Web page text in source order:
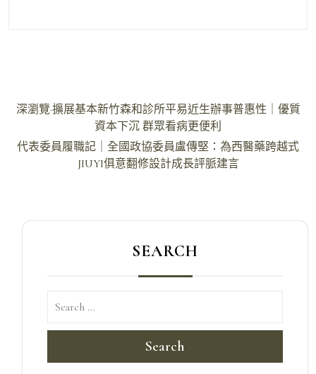
文
導
深瀏覽·擴展基本新竹森和診所平易近生辦事普惠性｜優質
資本下沉 群眾看病更便利
代表委員履職記｜全國政協委員盧傳堅：為西醫藥跨越式
JIUYI俱意翻修設計成長評脈建言
SEARCH
Search